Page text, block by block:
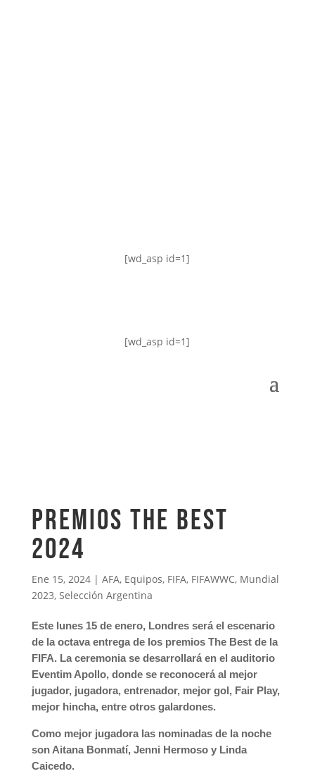
[wd_asp id=1]
[wd_asp id=1]
PREMIOS THE BEST
2024
Ene 15, 2024| AFA, Equipos, FIFA, FIFAWWC, Mundial
2023, Selección Argentina
Este lunes 15 de enero, Londres será el escenario
de la octava entrega de los premios The Best de la
FIFA. La ceremonia se desarrollará en el auditorio
Eventim Apollo, donde se reconocerá al mejor
jugador, jugadora, entrenador, mejor gol, Fair Play,
mejor hincha, entre otros galardones.
Como mejor jugadora las nominadas de la noche
son Aitana Bonmatí, Jenni Hermoso y Linda
Caicedo.